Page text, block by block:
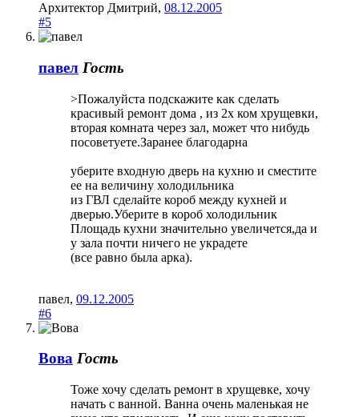
Архитектор Дмитрий, 08.12.2005
#5
павел Гость
>Пожалуйста подскажите как сделать
красивый ремонт дома , из 2х ком хрущевки,
вторая комната через зал, может что нибудь
посоветуете.Заранее благодарна
уберите входную дверь на кухню и сместите
ее на величину холодильника
из ГВЛ сделайте короб между кухней и
дверью.Уберите в короб холодильник
Площадь кухни значительно увеличется,да и
у зала почти ничего не украдете
(все равно была арка).
павел, 09.12.2005
#6
Вова Гость
Тоже хочу сделать ремонт в хрущевке, хочу
начать с ванной. Ванна очень маленькая не